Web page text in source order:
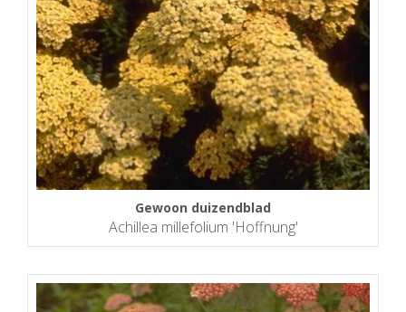
Gewoon duizendblad
Achillea millefolium 'Hoffnung'